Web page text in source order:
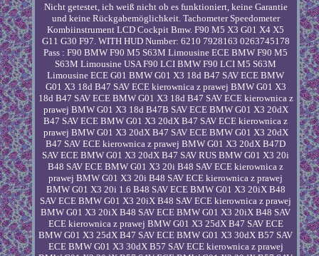
Nicht getestet, ich weiß nicht ob es funktioniert, keine Garantie
und keine Rückgabemöglichkeit. Tachometer Speedometer
Kombiinstrument LCD Cockpit Bmw. F90 M5 X3 G01 X4 X5
G11 G30 F97. WITH HUD Number: 6210 7928163 0263745178
Pass : F90 BMW F90 M5 S63M Limousine ECE BMW F90 M5
S63M Limousine USA F90 LCI BMW F90 LCI M5 S63M
Limousine ECE G01 BMW G01 X3 18d B47 SAV ECE BMW
G01 X3 18d B47 SAV ECE kierownica z prawej BMW G01 X3
18d B47 SAV ECE BMW G01 X3 18d B47 SAV ECE kierownica z
prawej BMW G01 X3 18d B47B SAV ECE BMW G01 X3 20dX
B47 SAV ECE BMW G01 X3 20dX B47 SAV ECE kierownica z
prawej BMW G01 X3 20dX B47 SAV ECE BMW G01 X3 20dX
B47 SAV ECE kierownica z prawej BMW G01 X3 20dX B47D
SAV ECE BMW G01 X3 20dX B47 SAV RUS BMW G01 X3 20i
B48 SAV ECE BMW G01 X3 20i B48 SAV ECE kierownica z
prawej BMW G01 X3 20i B48 SAV ECE kierownica z prawej
BMW G01 X3 20i 1.6 B48 SAV ECE BMW G01 X3 20iX B48
SAV ECE BMW G01 X3 20iX B48 SAV ECE kierownica z prawej
BMW G01 X3 20iX B48 SAV ECE BMW G01 X3 20iX B48 SAV
ECE kierownica z prawej BMW G01 X3 25dX B47 SAV ECE
BMW G01 X3 25dX B47 SAV ECE BMW G01 X3 30dX B57 SAV
ECE BMW G01 X3 30dX B57 SAV ECE kierownica z prawej